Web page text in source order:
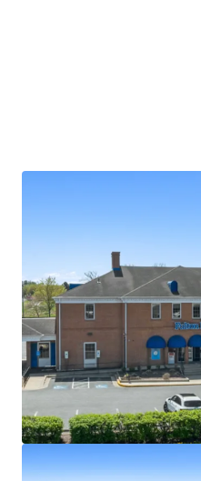
Absolute NNN lease
lease term remaining
Rare 2.25% annual
Fulton Bank carries
of 'A' from
Exceptional deposits
location in Howard
Frontage along US